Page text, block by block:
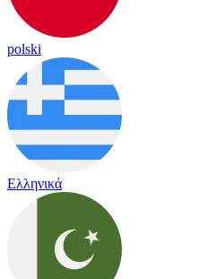
polski
Ελληνικά